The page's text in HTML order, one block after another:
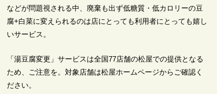
などが問題視される中、廃棄も出ず低糖質・低カロリーの豆
腐+白菜に変えられるのは店にとっても利用者にとっても嬉し
いサービス。
「湯豆腐変更」サービスは全国77店舗の松屋での提供となる
ため、ご注意を。対象店舗は松屋ホームページからご確認く
ださい。